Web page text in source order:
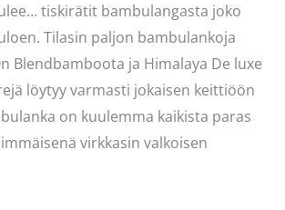
tiskirätit bambulangasta joko
Tilasin paljon bambulankoja
Blendbamboota ja Himalaya De luxe
löytyy varmasti jokaisen keittiöön
on kuulemma kaikista paras
virkkasin valkoisen